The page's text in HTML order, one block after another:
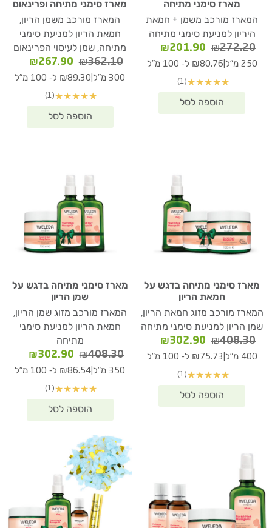
מארז סימני מתיחה
המארז מורכב משמן + חמאת
היריון למניעת סימני מתיחה
₪272.20
המחיר
המקורי
₪272.20.
₪201.90
המחיר
הנוכחי
250 מ"ל ₪80.76 ל- 100 מ"ל
★
★
★
★
★
(1)
מארז סימני מתיחה ופרינאום
המארז מורכב משמן הריון,
חמאת הריון למניעת סימני
מתיחה, שמן לעיסוי הפרינאום
₪362.10
המחיר
המקורי
₪362.10.
₪267.90
הנוכחי
300 מ"ל ₪89.30 ל- 100 מ"ל
★
★
★
★
★
(1)
מארז סימני מתיחה בדגש על
חמאת הריון
המארז מורכב מזוג חמאת הריון,
שמן הריון למניעת סימני מתיחה
₪408.30
המחיר
המקורי
₪408.30.
₪302.90
המחיר
הנוכחי
400 מ"ל ₪75.73 ל- 100 מ"ל
★
★
★
★
★
(1)
מארז סימני מתיחה בדגש על
שמן הריון
המארז מורכב מזוג שמן הריון,
חמאת הריון למניעת סימני
מתיחה
₪408.30
המחיר
המקורי
₪408.30.
₪302.90
הנוכחי
350 מ"ל ₪86.54 ל- 100 מ"ל
★
★
★
★
★
(1)